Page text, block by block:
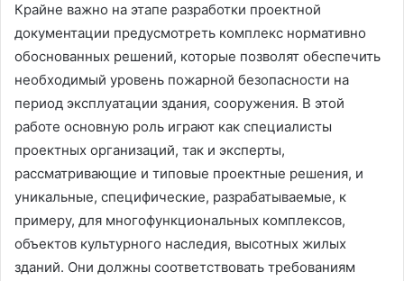
Крайне важно на этапе разработки проектной
документации предусмотреть комплекс нормативно
обоснованных решений, которые позволят обеспечить
необходимый уровень пожарной безопасности на
период эксплуатации здания, сооружения. В этой
работе основную роль играют как специалисты
проектных организаций, так и эксперты,
рассматривающие и типовые проектные решения, и
уникальные, специфические, разрабатываемые, к
примеру, для многофункциональных комплексов,
объектов культурного наследия, высотных жилых
зданий. Они должны соответствовать требованиям